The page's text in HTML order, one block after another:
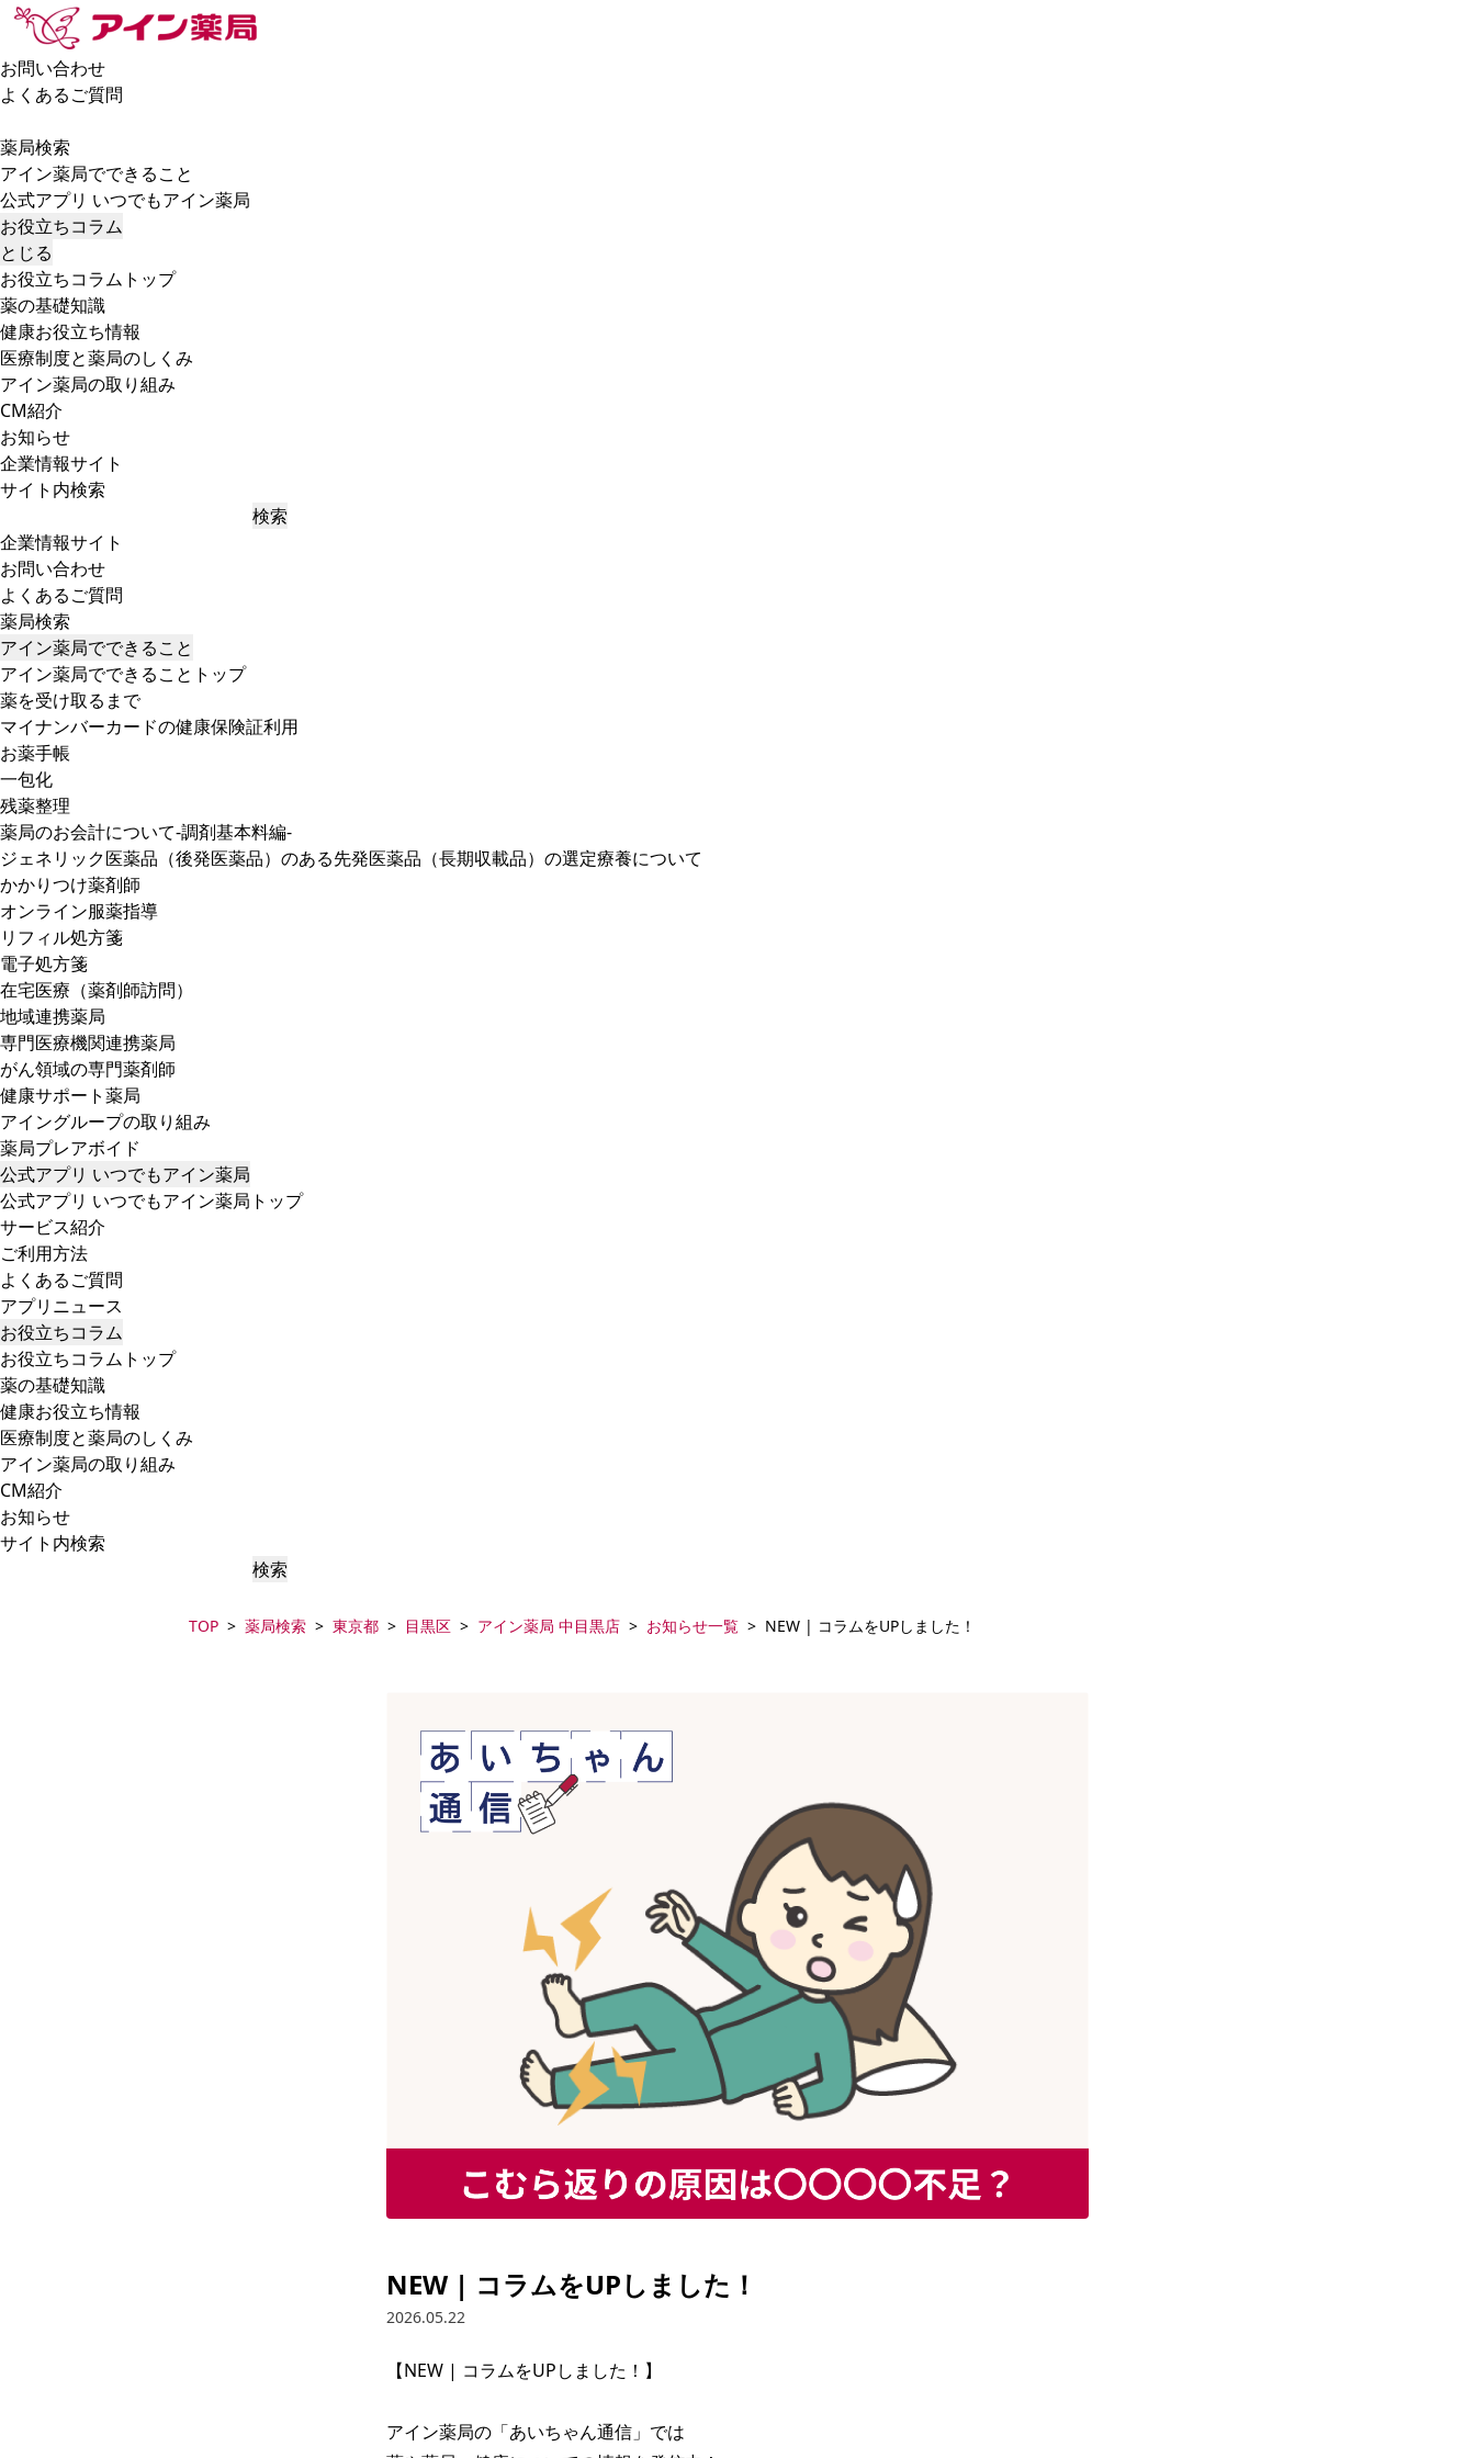
お問い合わせ
よくあるご質問
薬局検索
アイン薬局でできること
公式アプリ いつでもアイン薬局
お役立ちコラム
とじる
お役立ちコラムトップ
薬の基礎知識
健康お役立ち情報
医療制度と薬局のしくみ
アイン薬局の取り組み
CM紹介
お知らせ
企業情報サイト
サイト内検索
検索
企業情報サイト
お問い合わせ
よくあるご質問
薬局検索
アイン薬局でできること
アイン薬局でできることトップ
薬を受け取るまで
マイナンバーカードの健康保険証利用
お薬手帳
一包化
残薬整理
薬局のお会計について-調剤基本料編-
ジェネリック医薬品（後発医薬品）のある先発医薬品（長期収載品）の選定療養について
かかりつけ薬剤師
オンライン服薬指導
リフィル処方箋
電子処方箋
在宅医療（薬剤師訪問）
地域連携薬局
専門医療機関連携薬局
がん領域の専門薬剤師
健康サポート薬局
アイングループの取り組み
薬局プレアボイド
公式アプリ いつでもアイン薬局
公式アプリ いつでもアイン薬局トップ
サービス紹介
ご利用方法
よくあるご質問
アプリニュース
お役立ちコラム
お役立ちコラムトップ
薬の基礎知識
健康お役立ち情報
医療制度と薬局のしくみ
アイン薬局の取り組み
CM紹介
お知らせ
サイト内検索
検索
TOP 薬局検索 東京都 目黒区 アイン薬局 中目黒店 お知らせ一覧 NEW | コラムをUPしました！
NEW | コラムをUPしました！
2026.05.22
【NEW | コラムをUPしました！】
アイン薬局の「あいちゃん通信」では